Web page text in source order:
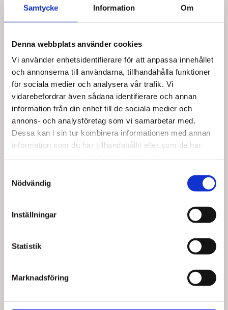
Samtycke Information Om
Denna webbplats använder cookies
Vi använder enhetsidentifierare för att anpassa innehållet
och annonserna till användarna, tillhandahålla funktioner
för sociala medier och analysera vår trafik. Vi
vidarebefordrar även sådana identifierare och annan
information från din enhet till de sociala medier och
annons- och analysföretag som vi samarbetar med.
Dessa kan i sin tur kombinera informationen med annan
information som du har tillhandahållit eller som de har
Nödvändig
Inställningar
Statistik
Marknadsföring
Bästsäljare i Tillbehör för Träningsband
Spara upp till 20%
TheraBand dörrankare
till dörrkarm
Standard försäljningspris SEK
FrånSEK 57,00
Spara upp till 20%
TheraBand Handtag, 2
st. per förpackning
Standard försäljningspris SEK
SEK 80,00 / St.
SEK 64,00 Exkl. moms
varukorg